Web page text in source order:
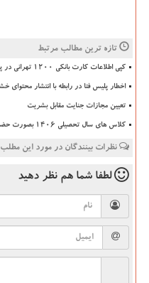
تازه ترین مطالب مرتبط
کپی اطلاعات کارت بانکی ۱۲۰۰ تهرانی در پوشش فروشنده میوه
اخطار پلیس فتا در رابطه با انتشار
تعیین مجازات جنایت مقابل بشریت
کلاس های سال تحصیلی ۱۴۰۶ بصورت حضوری خواهد بود
نظرات بینندگان در مورد این مطلب
لطفا شما هم نظر دهید